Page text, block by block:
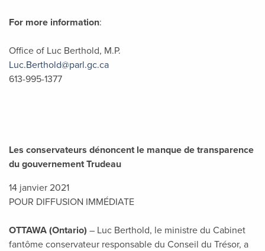
For more information:
Office of Luc Berthold, M.P.
Luc.Berthold@parl.gc.ca
613-995-1377
Les conservateurs dénoncent le manque de transparence
du gouvernement Trudeau
14 janvier 2021
POUR DIFFUSION IMMÉDIATE
OTTAWA (Ontario) – Luc Berthold, le ministre du Cabinet
fantôme conservateur responsable du Conseil du Trésor, a